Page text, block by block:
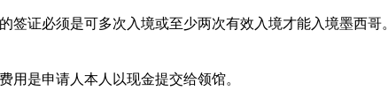
证必须是可多次入境或至少两次有效入境才能入境墨西
用是申请人本人以现金提交给领馆。